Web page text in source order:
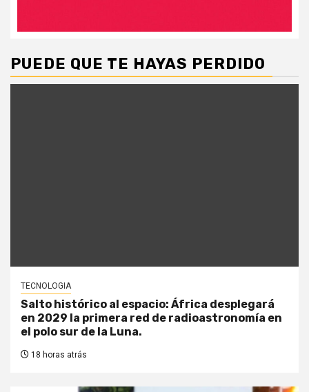
PUEDE QUE TE HAYAS PERDIDO
TECNOLOGIA
Salto histórico al espacio: África desplegará
en 2029 la primera red de radioastronomía en
el polo sur de la Luna.
18 horas atrás